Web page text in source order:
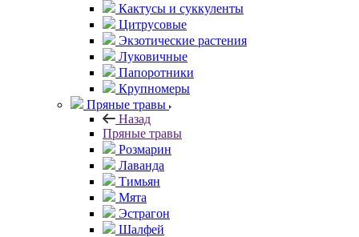
Кактусы и суккуленты
Цитрусовые
Экзотические растения
Луковичные
Папоротники
Крупномеры
Пряные травы
Назад
Пряные травы
Розмарин
Лаванда
Тимьян
Мята
Эстрагон
Шалфей